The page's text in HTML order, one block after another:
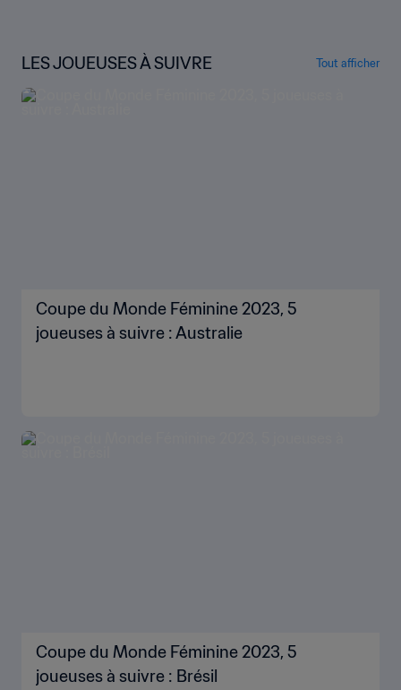
LES JOUEUSES À SUIVRE Tout afficher
Coupe du Monde Féminine 2023, 5
joueuses à suivre : Australie
Coupe du Monde Féminine 2023, 5
joueuses à suivre : Brésil